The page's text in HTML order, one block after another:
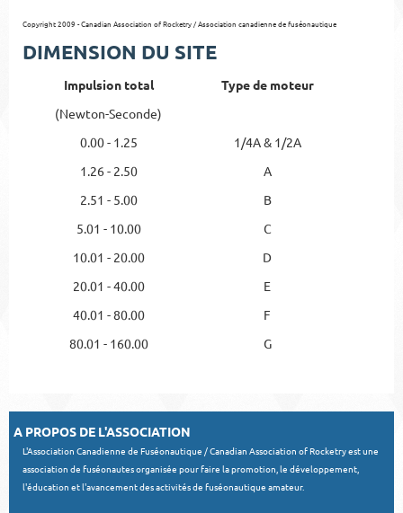
Copyright 2009 - Canadian Association of Rocketry / Association canadienne de fuséonautique
DIMENSION DU SITE
Impulsion total Type de moteur
(Newton-Seconde)
0.00 - 1.25
1/4A & 1/2A
1.26 - 2.50
A
2.51 - 5.00
B
5.01 - 10.00
C
10.01 - 20.00
D
20.01 - 40.00
E
40.01 - 80.00
F
80.01 - 160.00
G
A PROPOS DE L'ASSOCIATION
L'Association Canadienne de Fuséonautique / Canadian Association of Rocketry est une
association de fuséonautes organisée pour faire la promotion, le développement,
l'éducation et l'avancement des activités de fuséonautique amateur.